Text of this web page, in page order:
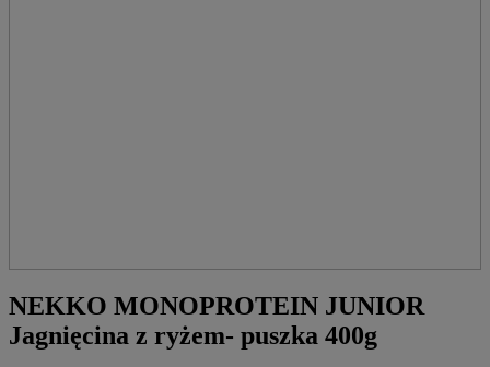
NEKKO MONOPROTEIN JUNIOR
Jagnięcina z ryżem- puszka 400g